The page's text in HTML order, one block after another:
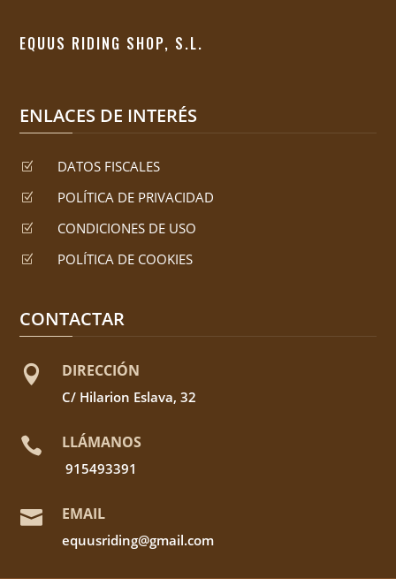
EQUUS RIDING SHOP, S.L.
ENLACES DE INTERÉS
Z DATOS FISCALES
Z POLÍTICA DE PRIVACIDAD
Z CONDICIONES DE USO
Z POLÍTICA DE COOKIES
CONTACTAR
 DIRECCIÓN
C/ Hilarion Eslava, 32
 LLÁMANOS
915493391
 EMAIL
equusriding@gmail.com